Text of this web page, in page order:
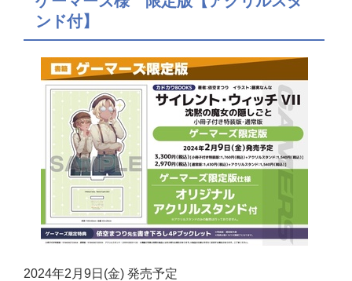
ンド付】
2024年2月9日(金) 発売予定